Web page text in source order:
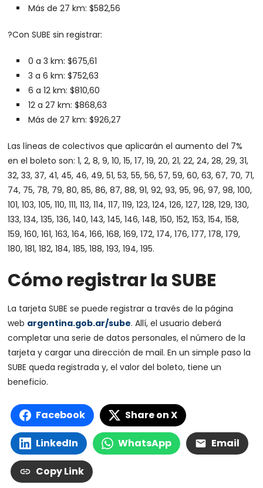
Más de 27 km: $582,56
?Con SUBE sin registrar:
0 a 3 km: $675,61
3 a 6 km: $752,63
6 a 12 km: $810,60
12 a 27 km: $868,63
Más de 27 km: $926,27
Las líneas de colectivos que aplicarán el aumento del 7%
en el boleto son: 1, 2, 8, 9, 10, 15, 17, 19, 20, 21, 22, 24, 28, 29, 31,
32, 33, 37, 41, 45, 46, 49, 51, 53, 55, 56, 57, 59, 60, 63, 67, 70, 71,
74, 75, 78, 79, 80, 85, 86, 87, 88, 91, 92, 93, 95, 96, 97, 98, 100,
101, 103, 105, 110, 111, 113, 114, 117, 119, 123, 124, 126, 127, 128, 129, 130,
133, 134, 135, 136, 140, 143, 145, 146, 148, 150, 152, 153, 154, 158,
159, 160, 161, 163, 164, 166, 168, 169, 172, 174, 176, 177, 178, 179,
180, 181, 182, 184, 185, 188, 193, 194, 195.
Cómo registrar la SUBE
La tarjeta SUBE se puede registrar a través de la página
web argentina.gob.ar/sube. Allí, el usuario deberá
completar una serie de datos personales, el número de la
tarjeta y cargar una dirección de mail. En un simple paso la
SUBE queda registrada y, el valor del boleto, tiene un
beneficio.
Facebook Share on X
LinkedIn WhatsApp Email
Copy Link